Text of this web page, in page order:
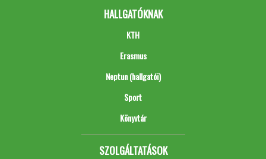
HALLGATÓKNAK
KTH
Erasmus
Neptun (hallgatói)
Sport
Könyvtár
SZOLGÁLTATÁSOK